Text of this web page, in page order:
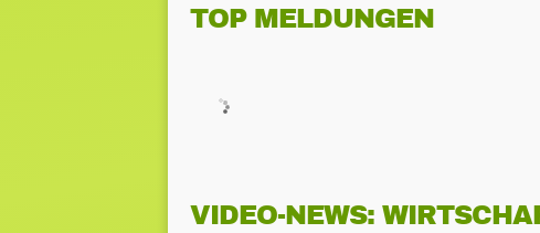
TOP MELDUNGEN
VIDEO-NEWS: